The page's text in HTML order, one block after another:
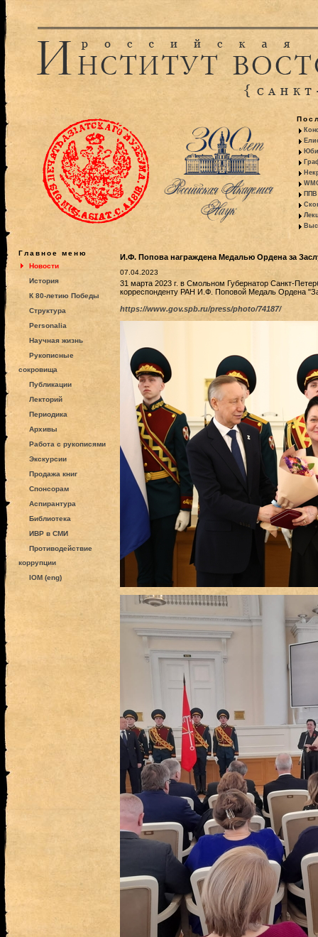
ППВ
Главное меню
Новости
История
К 80-летию Победы
Структура
Personalia
Научная жизнь
Рукописные
сокровища
Публикации
Лекторий
Периодика
Архивы
Работа с рукописями
Экскурсии
Продажа книг
Спонсорам
Аспирантура
Библиотека
ИВР в СМИ
Противодействие
коррупции
IOM (eng)
И.Ф. Попова награждена Медалью Ордена за
07.04.2023
31 марта 2023 г. в Смольном Губернатор Санкт-
корреспонденту РАН И.Ф. Поповой Медаль Ордена
https://www.gov.spb.ru/press/photo/74187/